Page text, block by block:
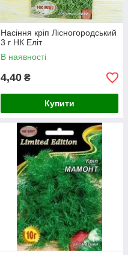
Насіння кріп Лісногородський
3 г НК Еліт
В наявності
4,40 ₴
Купити